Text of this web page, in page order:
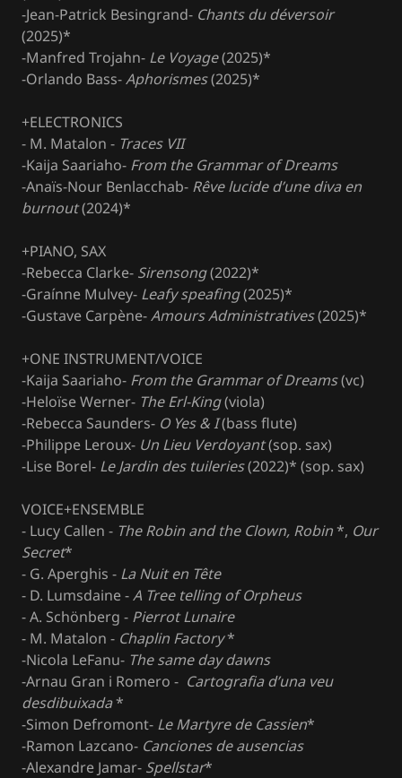
-Jean-Patrick Besingrand- Chants du déversoir
(2025)*
-Manfred Trojahn- Le Voyage(2025)*
-Orlando Bass-Aphorismes(2025)*
+ELECTRONICS
- M. Matalon - Traces VII
-Kaija Saariaho- From the Grammar of Dreams
-Anaïs-Nour Benlacchab- Rêve lucide d’une diva en
burnout(2024)*
+PIANO, SAX
-Rebecca Clarke- Sirensong(2022)*
-Graínne Mulvey- Leafy speafing(2025)*
-Gustave Carpène-Amours Administratives(2025)*
+ONE INSTRUMENT/VOICE
-Kaija Saariaho- From the Grammar of Dreams(vc)
-Heloïse Werner- The Erl-King(viola)
-Rebecca Saunders- O Yes & I(bass flute)
-Philippe Leroux- Un Lieu Verdoyant(sop. sax)
-Lise Borel- Le Jardin des tuileries(2022)* (sop. sax)
VOICE+ENSEMBLE
- Lucy Callen - The Robin and the Clown, Robin*, Our
Secret*
- G. Aperghis - La Nuit en Tête
- D. Lumsdaine -A Tree telling of Orpheus
- A. Schönberg - Pierrot Lunaire
- M. Matalon - Chaplin Factory*
-Nicola LeFanu- The same day dawns
-Arnau Gran i Romero - Cartografia d’una veu
desdibuixada*
-Simon Defromont- Le Martyre de Cassien*
-Ramon Lazcano- Canciones de ausencias
-Alexandre Jamar- Spellstar*